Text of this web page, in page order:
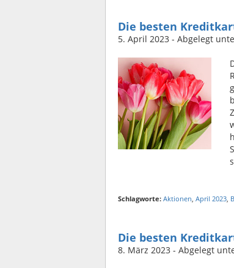
Die besten
5. April 2023 - Abgelegt
Schlagworte: Aktionen, April 2023,
Die besten
8. März 2023 - Abgelegt